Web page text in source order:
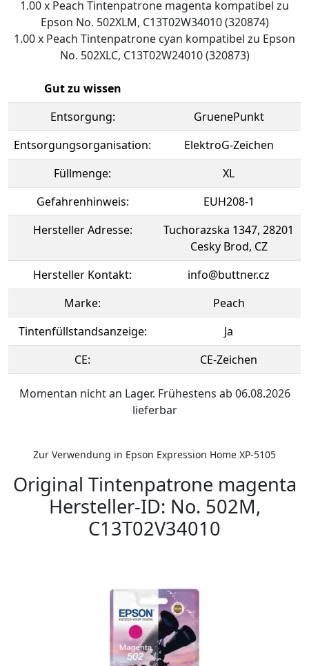
1.00 x Peach Tintenpatrone magenta kompatibel zu
Epson No. 502XLM, C13T02W34010 (320874)
1.00 x Peach Tintenpatrone cyan kompatibel zu Epson
No. 502XLC, C13T02W24010 (320873)
Gut zu wissen
Entsorgung:
GruenePunkt
Entsorgungsorganisation:
ElektroG-Zeichen
Füllmenge:
XL
Gefahrenhinweis:
EUH208-1
Hersteller Adresse:
Tuchorazska 1347, 28201
Cesky Brod, CZ
Hersteller Kontakt:
info@buttner.cz
Marke:
Peach
Tintenfüllstandsanzeige:
Ja
CE:
CE-Zeichen
Momentan nicht an Lager. Frühestens ab 06.08.2026
lieferbar
Zur Verwendung in Epson Expression Home XP-5105
Original Tintenpatrone magenta
Hersteller-ID: No. 502M,
C13T02V34010